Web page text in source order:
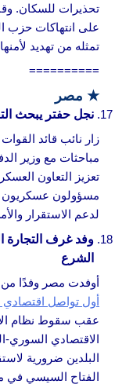
تحذيرات للسكان.
على انتهاكات حزب
تمثله من تهديد
==========
★ مصر
نجل حفتر يبحث
زار نائب قائد
مباحثات مع وزير
تعزيز التعاون
مسؤولون عسكريون
لدعم الاستقرار
وفد غرف
الشرع
أوفدت مصر وفدًا من غرف
أول تواصل اقتصادي
عقب سقوط نظام
الاقتصادي السوري-
البلدين ضرورية
الفتاح السيسي في